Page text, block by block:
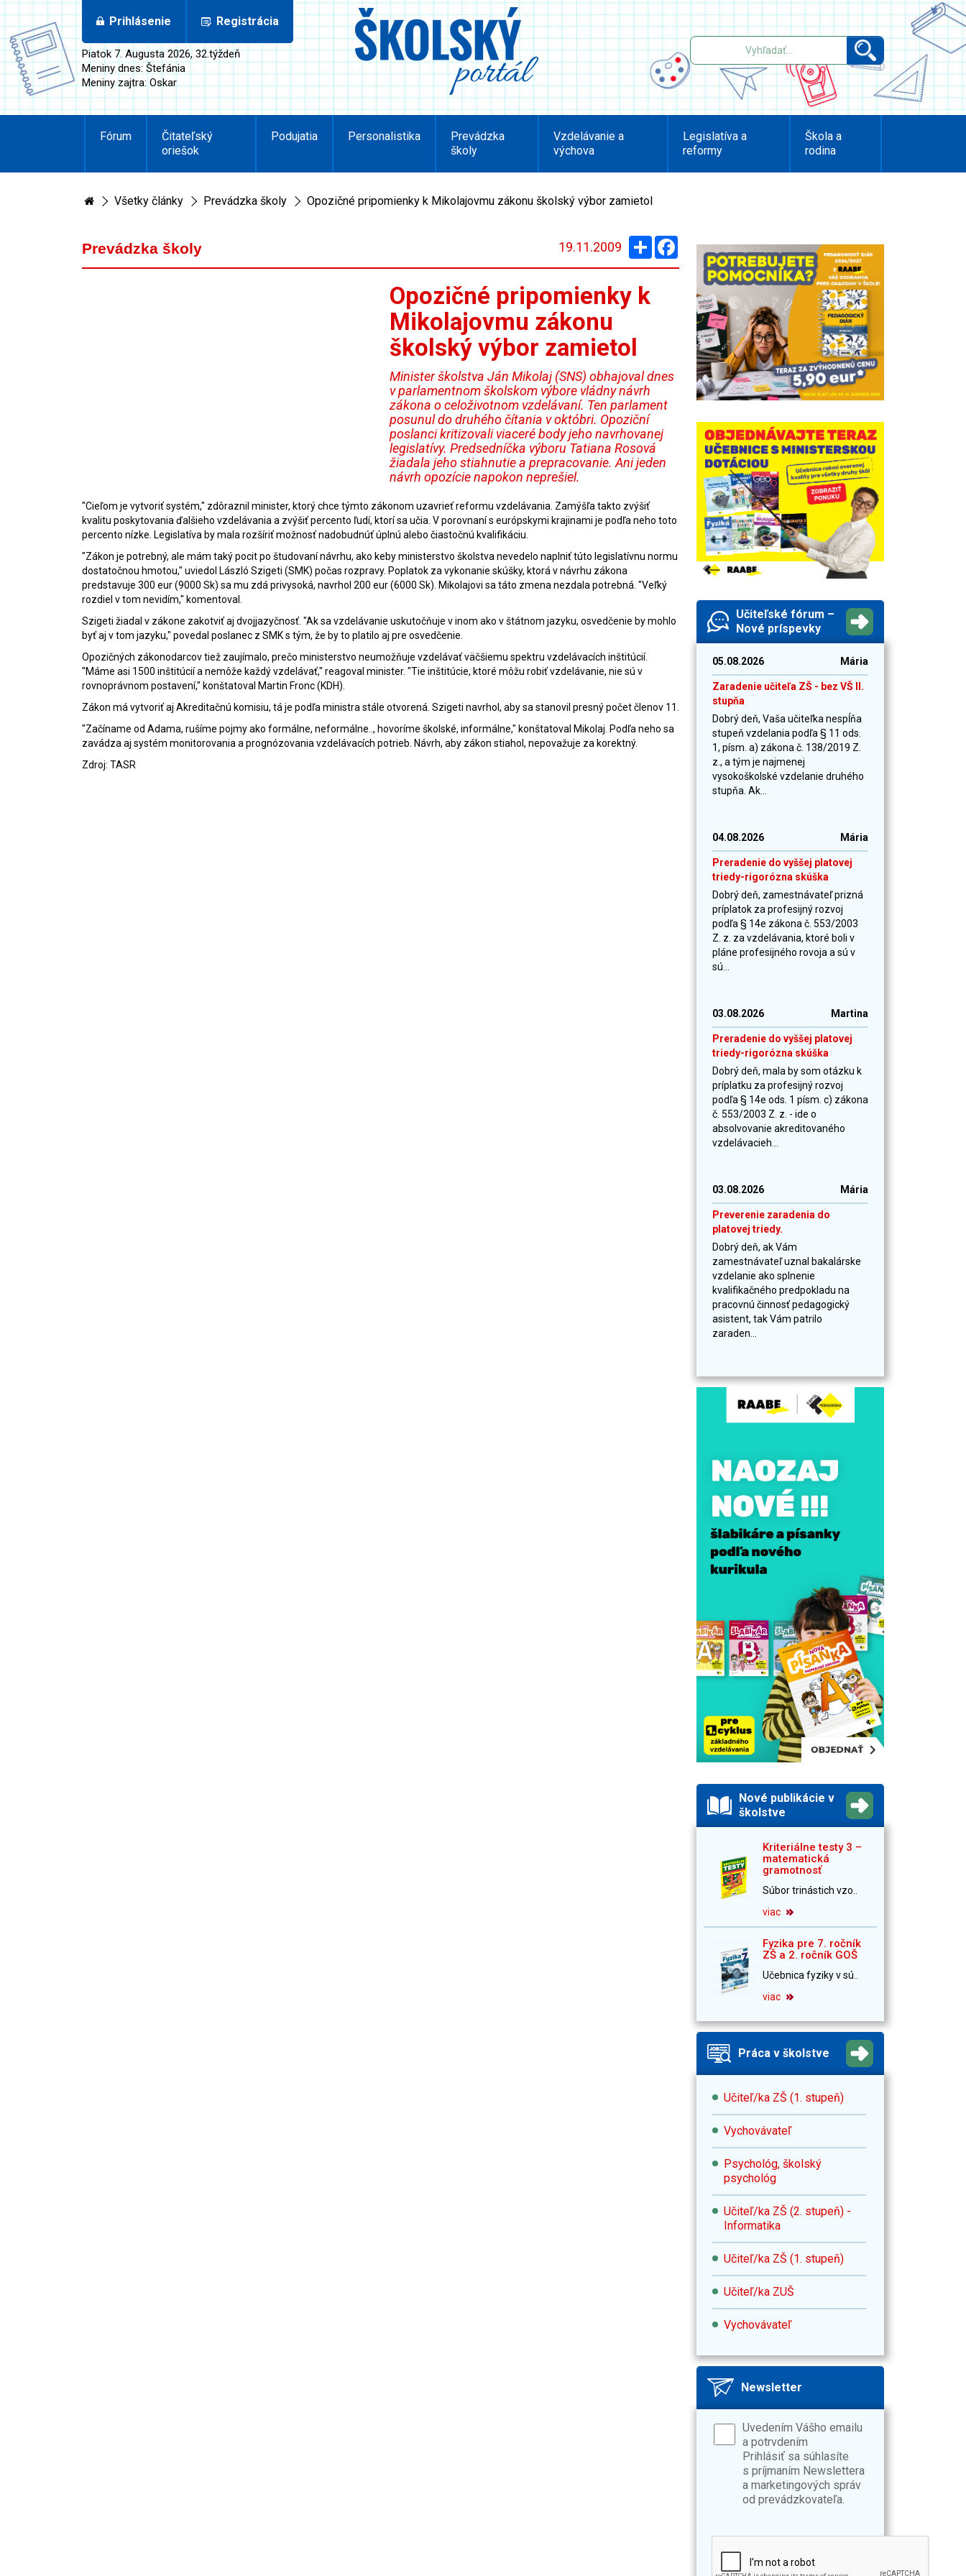
Prihlásenie Registrácia
Piatok 7. Augusta 2026, 32.týždeň
Meniny dnes: Štefánia
Meniny zajtra: Oskar
Fórum
Čitateľský
oriešok
Podujatia Personalistika
Prevádzka
školy
Vzdelávanie a
výchova
Legislatíva a
reformy
Škola a
rodina
Všetky články Prevádzka školy Opozičné pripomienky k Mikolajovmu zákonu školský výbor zamietol
Prevádzka školy 19.11.2009 Zdieľaj
Opozičné pripomienky k
Mikolajovmu zákonu
školský výbor zamietol
Minister školstva Ján Mikolaj (SNS) obhajoval dnes
v parlamentnom školskom výbore vládny návrh
zákona o celoživotnom vzdelávaní. Ten parlament
posunul do druhého čítania v októbri. Opoziční
poslanci kritizovali viaceré body jeho navrhovanej
legislatívy. Predsedníčka výboru Tatiana Rosová
žiadala jeho stiahnutie a prepracovanie. Ani jeden
návrh opozície napokon neprešiel.
"Cieľom je vytvoriť systém," zdôraznil minister, ktorý chce týmto zákonom uzavrieť reformu vzdelávania. Zamýšľa takto zvýšiť
kvalitu poskytovania ďalšieho vzdelávania a zvýšiť percento ľudí, ktorí sa učia. V porovnaní s európskymi krajinami je podľa neho toto
percento nízke. Legislatíva by mala rozšíriť možnosť nadobudnúť úplnú alebo čiastočnú kvalifikáciu.
"Zákon je potrebný, ale mám taký pocit po študovaní návrhu, ako keby ministerstvo školstva nevedelo naplniť túto legislatívnu normu
dostatočnou hmotou," uviedol László Szigeti (SMK) počas rozpravy. Poplatok za vykonanie skúšky, ktorá v návrhu zákona
predstavuje 300 eur (9000 Sk) sa mu zdá privysoká, navrhol 200 eur (6000 Sk). Mikolajovi sa táto zmena nezdala potrebná. "Veľký
rozdiel v tom nevidím," komentoval.
Szigeti žiadal v zákone zakotviť aj dvojjazyčnosť. "Ak sa vzdelávanie uskutočňuje v inom ako v štátnom jazyku, osvedčenie by mohlo
byť aj v tom jazyku," povedal poslanec z SMK s tým, že by to platilo aj pre osvedčenie.
Opozičných zákonodarcov tiež zaujímalo, prečo ministerstvo neumožňuje vzdelávať väčšiemu spektru vzdelávacích inštitúcií.
"Máme asi 1500 inštitúcií a nemôže každý vzdelávať," reagoval minister. "Tie inštitúcie, ktoré môžu robiť vzdelávanie, nie sú v
rovnoprávnom postavení," konštatoval Martin Fronc (KDH).
Zákon má vytvoriť aj Akreditačnú komisiu, tá je podľa ministra stále otvorená. Szigeti navrhol, aby sa stanovil presný počet členov 11.
"Začíname od Adama, rušíme pojmy ako formálne, neformálne.., hovoríme školské, informálne," konštatoval Mikolaj. Podľa neho sa
zavádza aj systém monitorovania a prognózovania vzdelávacích potrieb. Návrh, aby zákon stiahol, nepovažuje za korektný.
Zdroj: TASR
Učiteľské fórum –
Nové príspevky
05.08.2026 Mária
Zaradenie učiteľa ZŠ - bez VŠ II.
stupňa
Dobrý deň, Vaša učiteľka nespĺňa
stupeň vzdelania podľa § 11 ods.
1, písm. a) zákona č. 138/2019 Z.
z., a tým je najmenej
vysokoškolské vzdelanie druhého
stupňa. Ak...
04.08.2026 Mária
Preradenie do vyššej platovej
triedy-rigorózna skúška
Dobrý deň, zamestnávateľ prizná
príplatok za profesijný rozvoj
podľa § 14e zákona č. 553/2003
Z. z. za vzdelávania, ktoré boli v
pláne profesijného rovoja a sú v
sú...
03.08.2026 Martina
Preradenie do vyššej platovej
triedy-rigorózna skúška
Dobrý deň, mala by som otázku k
príplatku za profesijný rozvoj
podľa § 14e ods. 1 písm. c) zákona
č. 553/2003 Z. z. - ide o
absolvovanie akreditovaného
vzdelávacieh...
03.08.2026 Mária
Preverenie zaradenia do
platovej triedy.
Dobrý deň, ak Vám
zamestnávateľ uznal bakalárske
vzdelanie ako splnenie
kvalifikačného predpokladu na
pracovnú činnosť pedagogický
asistent, tak Vám patrilo
zaraden...
Nové publikácie v
školstve
Kriteriálne testy 3 –
matematická
gramotnosť
Súbor trinástich vzo..
viac
Fyzika pre 7. ročník
ZŠ a 2. ročník GOŠ
Učebnica fyziky v sú..
viac
Práca v školstve
Učiteľ/ka ZŠ (1. stupeň)
Vychovávateľ
Psychológ, školský
psychológ
Učiteľ/ka ZŠ (2. stupeň) -
Informatika
Učiteľ/ka ZŠ (1. stupeň)
Učiteľ/ka ZUŠ
Vychovávateľ
Newsletter
Uvedením Vášho emailu
a potrvdením
Prihlásiť sa súhlasíte
s príjmaním Newslettera
a marketingových správ
od prevádzkovateľa.